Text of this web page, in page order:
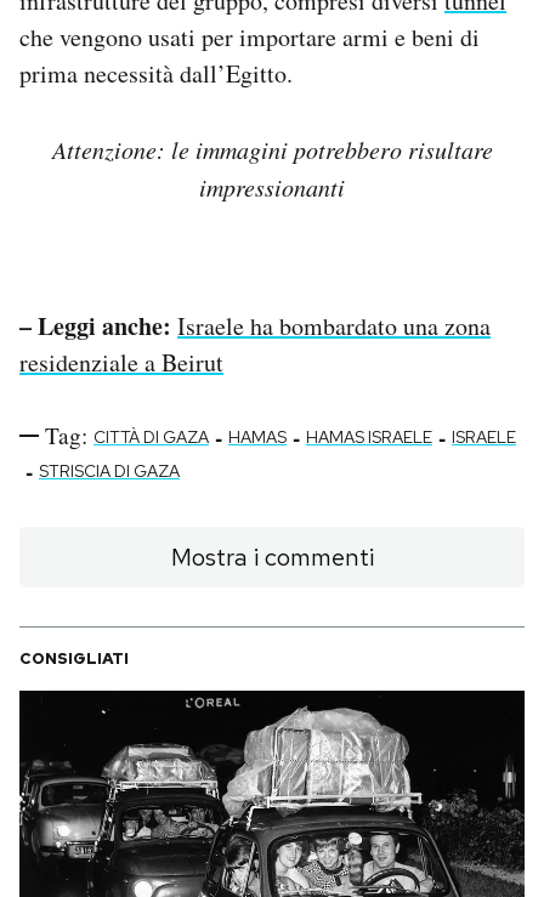
che vengono usati per importare armi e beni di
prima necessità dall’Egitto.
Attenzione: le immagini potrebbero risultare
impressionanti
– Leggi anche: Israele ha bombardato una zona
residenziale a Beirut
Tag: CITTÀ DI GAZA - HAMAS - HAMAS ISRAELE - ISRAELE
- STRISCIA DI GAZA
Mostra i commenti
CONSIGLIATI